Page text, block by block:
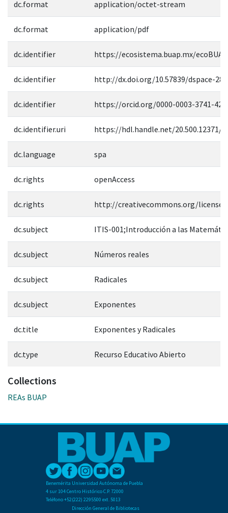
dc.format application/octet-stream
dc.format application/pdf
dc.identifier https://ecosistema.buap.mx/
dc.identifier http://dx.doi.org/10.57839/dspace-28
dc.identifier https://orcid.org/0000-0003-3741-
dc.identifier.uri https://hdl.handle.net/20.500.12371/
dc.language spa
dc.rights openAccess
dc.rights http://creativecommons.org/
dc.subject ITIS-001;Introducción a las
dc.subject Números reales
dc.subject Radicales
dc.subject Exponentes
dc.title Exponentes y Radicales
dc.type Recurso Educativo Abierto
Collections
REAs BUAP
Benemérita Universidad Autónoma de Puebla
4 sur 104 Centro Histórico C.P. 72000
Teléfono +52(222) 2295500 ext. 5013
Dirección General de Bibliotecas